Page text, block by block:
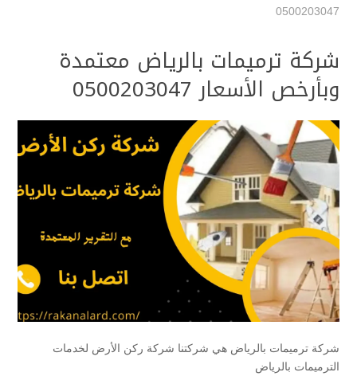
0500203047
شركة ترميمات بالرياض معتمدة
وبأرخص الأسعار 0500203047
شركة ترميمات بالرياض هي شركتنا شركة ركن الأرض لخدمات
الترميمات بالرياض